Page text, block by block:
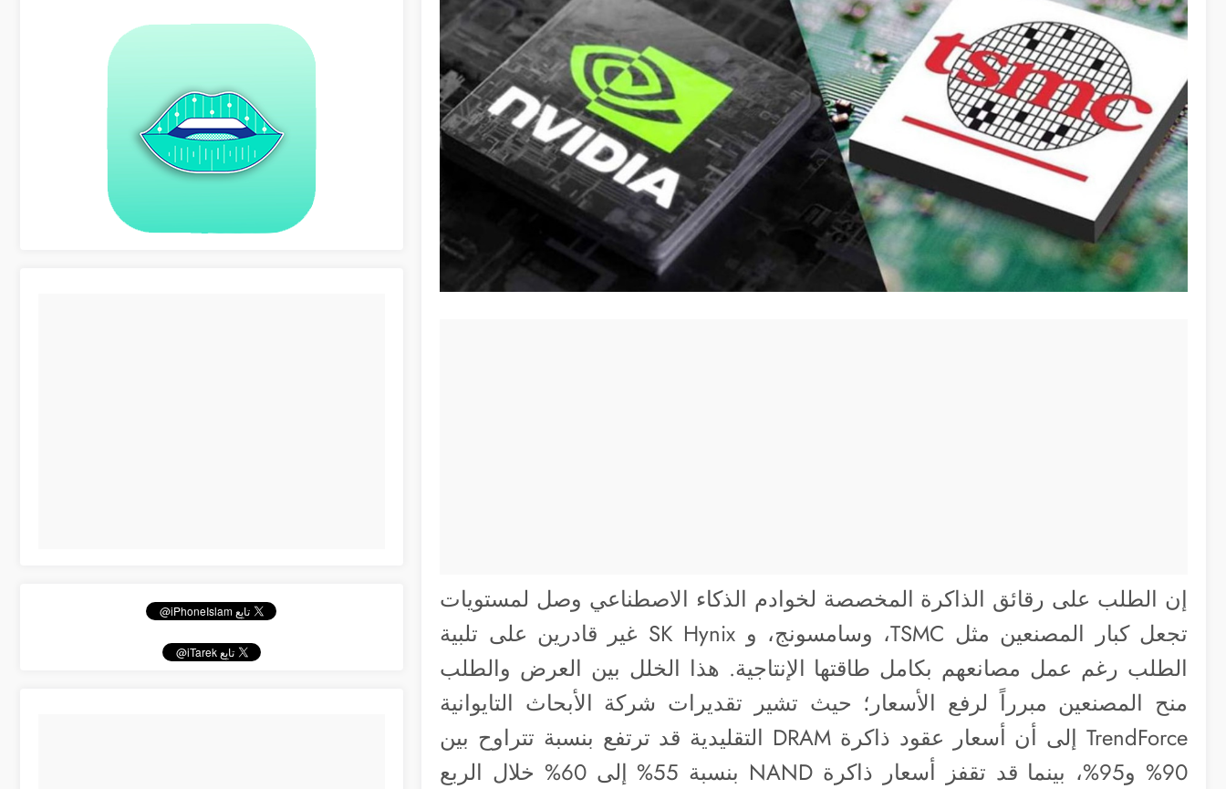
إن الطلب على رقائق الذاكرة المخصصة لخوادم الذكاء الاصطناعي وصل لمستويات
تجعل كبار المصنعين مثل TSMC، وسامسونج، و SK Hynix غير قادرين على تلبية
الطلب رغم عمل مصانعهم بكامل طاقتها الإنتاجية. هذا الخلل بين العرض والطلب
منح المصنعين مبرراً لرفع الأسعار؛ حيث تشير تقديرات شركة الأبحاث التايوانية
TrendForce إلى أن أسعار عقود ذاكرة DRAM التقليدية قد ترتفع بنسبة تتراوح بين
90% و95%، بينما قد تقفز أسعار ذاكرة NAND بنسبة 55% إلى 60% خلال الربع